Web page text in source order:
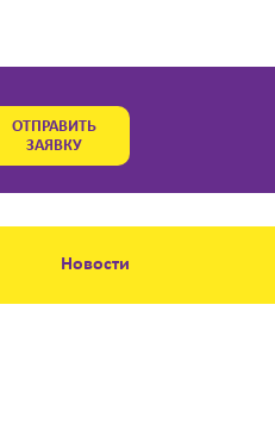
ОТПРАВИТЬ
ЗАЯВКУ
Новости